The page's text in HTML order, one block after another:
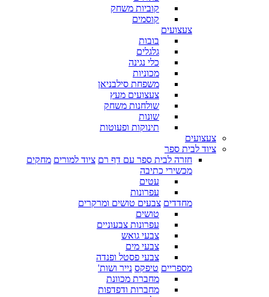
קוביות משחק
קוסמים
צעצועים
בובות
גלגלים
כלי נגינה
מכוניות
משפחת סילבניאן
צעצועים מעץ
שולחנות משחק
שונות
תינוקות ופעוטות
צעצועים
ציוד לבית ספר
חזרה לבית ספר עם דף רם ציוד למורים מחקים
מכשירי כתיבה
עטים
עפרונות
מחדדים צבעים טושים ומרקרים
טושים
עפרונות צבעוניים
צבעי גואש
צבעי מים
צבעי פסטל ופנדה
מספריים טיפקס נייר ושות'
מחברת מכוונת
מחברות ודפדפות